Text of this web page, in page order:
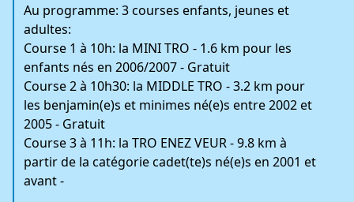
Au programme: 3 courses enfants, jeunes et
adultes:
Course 1 à 10h: la MINI TRO - 1.6 km pour les
enfants nés en 2006/2007 - Gratuit
Course 2 à 10h30: la MIDDLE TRO - 3.2 km pour
les benjamin(e)s et minimes né(e)s entre 2002 et
2005 - Gratuit
Course 3 à 11h: la TRO ENEZ VEUR - 9.8 km à
partir de la catégorie cadet(te)s né(e)s en 2001 et
avant -